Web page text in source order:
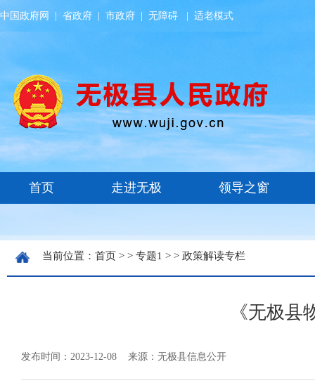
中国政府网 省政府 市政府 无障碍 适老模式
当前位置： 首页 > > 专题1 > > 政策解读专栏
《无极
发布时间：2023-12-08 来源：无极县信息公开